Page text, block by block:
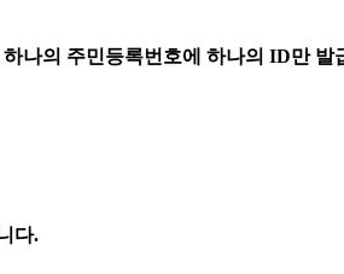
나의 주민등록번호에 하나의 ID만 발
다.